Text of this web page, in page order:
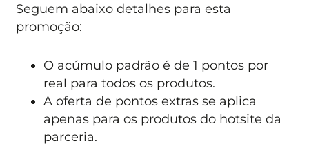
Seguem abaixo detalhes para esta
promoção:
O acúmulo padrão é de 1 pontos por
real para todos os produtos.
A oferta de pontos extras se aplica
apenas para os produtos do hotsite da
parceria.